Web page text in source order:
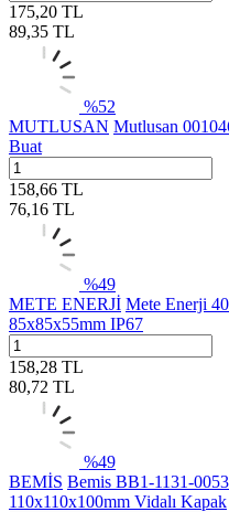
175,20 TL
89,35 TL
%52
MUTLUSAN Mutlusan
Buat
158,66 TL
76,16 TL
%49
METE ENERJİ Mete Enerji
85x85x55mm IP67
158,28 TL
80,72 TL
%49
BEMİS Bemis BB1-1131-
110x110x100mm Vidalı Kapak